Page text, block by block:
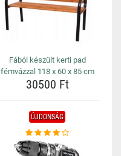
Fából készült kerti pad
fémvázzal 118 x 60 x 85 cm
30500 Ft
ÚJDONSÁG